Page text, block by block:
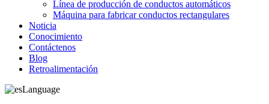
Línea de producción de conductos automáticos
Máquina para fabricar conductos rectangulares
Noticia
Conocimiento
Contáctenos
Blog
Retroalimentación
Language